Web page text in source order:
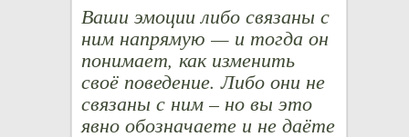
Ваши эмоции либо связаны с
ним напрямую — и тогда он
понимает, как изменить
своё поведение. Либо они не
связаны с ним – но вы это
явно обозначаете и не даёте